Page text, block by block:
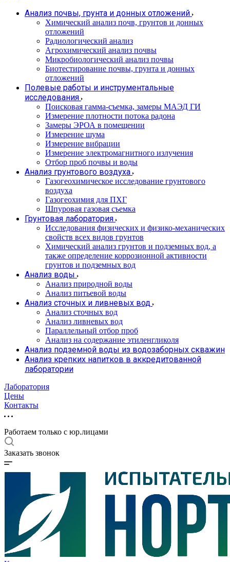
Анализ почвы, грунта и донных отложений
Химический анализ почв, грунтов и донных
отложений
Радиологический анализ
Агрохимический анализ почвы
Микробиологический анализ почвы
Биотестирование почвы, грунта и донных
отложений
Полевые работы и инструментальные
исследования
Поисковая гамма-съемка, замеры МАЭД ГИ
Измерение плотности потока радона
Замеры ЭРОА в помещении
Измерение шума
Измерение вибрации
Измерение электромагнитного излучения
Отбор проб почвы и воды
Анализ грунтового воздуха
Газогеохимическое исследование грунтового
воздуха
Газогеохимия для ПХГ
Шпуровая газовая съемка
Грунтовая лаборатория
Исследования физических и физико-механических
свойств всех видов грунтов
Химический анализ грунтов и подземных вод, а
также определение коррозионной активности
грунтов и подземных вод
Анализ воды
Анализ природной воды
Анализ питьевой воды
Анализ сточных и ливневых вод
Анализ сточных вод
Анализ ливневых вод
Параллельный отбор проб
Анализ на содержание этиленгликоля
Анализ подземной воды из водозаборных скважин
Анализ крепких напитков в аккредитованной
лаборатории
Лаборатория
Цены
Контакты
Работаем только с юр.лицами
Заказать звонок